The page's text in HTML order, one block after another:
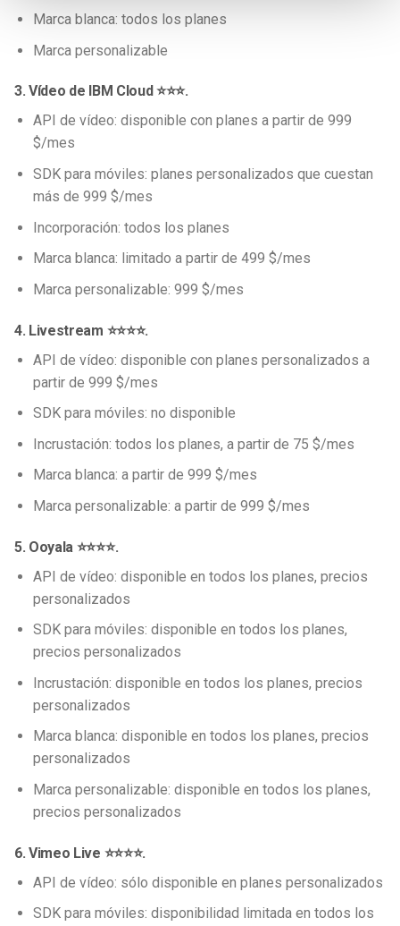
Marca blanca: todos los planes
Marca personalizable
3. Vídeo de IBM Cloud ⭐⭐⭐.
API de vídeo: disponible con planes a partir de 999
$/mes
SDK para móviles: planes personalizados que cuestan
más de 999 $/mes
Incorporación: todos los planes
Marca blanca: limitado a partir de 499 $/mes
Marca personalizable: 999 $/mes
4. Livestream ⭐⭐⭐⭐.
API de vídeo: disponible con planes personalizados a
partir de 999 $/mes
SDK para móviles: no disponible
Incrustación: todos los planes, a partir de 75 $/mes
Marca blanca: a partir de 999 $/mes
Marca personalizable: a partir de 999 $/mes
5. Ooyala ⭐⭐⭐⭐.
API de vídeo: disponible en todos los planes, precios
personalizados
SDK para móviles: disponible en todos los planes,
precios personalizados
Incrustación: disponible en todos los planes, precios
personalizados
Marca blanca: disponible en todos los planes, precios
personalizados
Marca personalizable: disponible en todos los planes,
precios personalizados
6. Vimeo Live ⭐⭐⭐⭐.
API de vídeo: sólo disponible en planes personalizados
SDK para móviles: disponibilidad limitada en todos los